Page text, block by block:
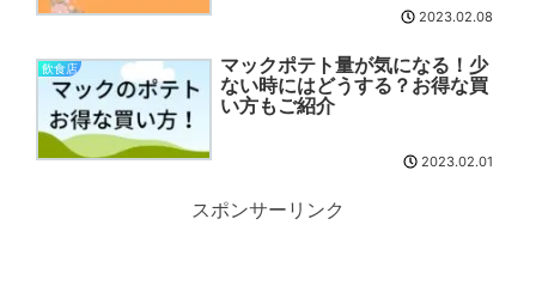
2023.02.08
飲食店
マックポテト量が気になる！少
ない時にはどうする？お得な買
い方もご紹介
2023.02.01
スポンサーリンク